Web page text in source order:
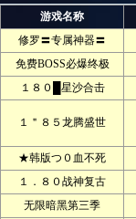
游戏名称
修罗〓专属神器〓
免费BOSS必爆终极
１８０█星沙合击
１＂８５龙腾盛世
★韩版つ０血不死
１．８０战神复古
无限暗黑第三季